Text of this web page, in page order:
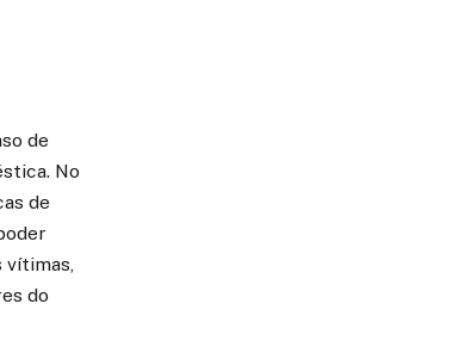
de
No
de
vítimas,
do